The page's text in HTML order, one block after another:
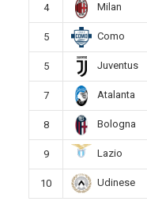
4 Milan
5 Como
5 Juventus
7 Atalanta
8 Bologna
9 Lazio
10 Udinese